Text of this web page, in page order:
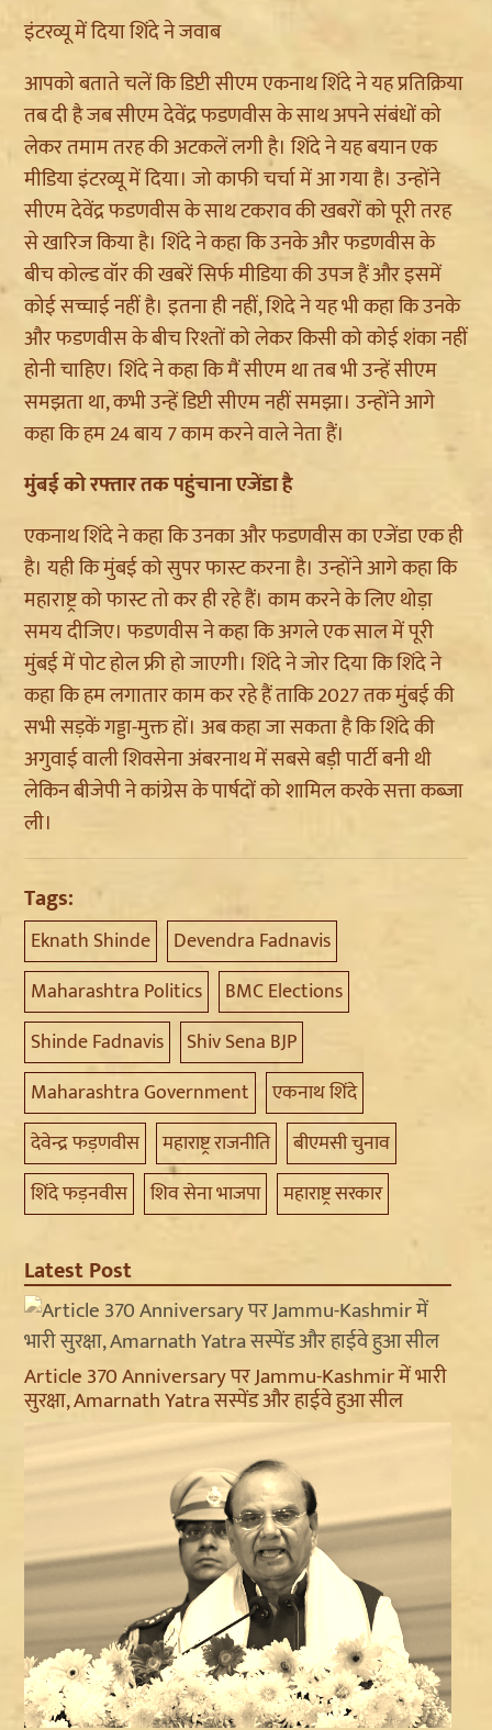
इंटरव्यू में दियाशिंदेने जवाब
आपको बताते चलें कि डिप्टीसीएमएकनाथशिंदेने यह प्रतिक्रिया
तब दी है जबसीएमदेवेंद्रफडणवीसके साथ अपने संबंधों को
लेकर तमाम तरह की अटकलें लगी है।शिंदेने यह बयान एक
मीडिया इंटरव्यू में दिया। जो काफी चर्चा में आ गया है। उन्होंने
सीएमदेवेंद्रफडणवीसके साथ टकराव की खबरों को पूरी तरह
से खारिज किया है।शिंदेने कहा कि उनके औरफडणवीसके
बीचकोल्डवॉरकी खबरें सिर्फ मीडिया की उपज हैं और इसमें
कोई सच्चाई नहीं है। इतना ही नहीं,शिदेने यह भी कहा कि उनके
औरफडणवीसके बीच रिश्तों को लेकर किसी को कोई शंका नहीं
होनी चाहिए।शिंदेने कहा कि मैंसीएमथा तब भी उन्हेंसीएम
समझता था, कभी उन्हें डिप्टीसीएमनहीं समझा। उन्होंने आगे
कहा कि हम 24 बाय 7 काम करने वाले नेता हैं।
मुंबई को रफ्तार तक पहुंचाना एजेंडा है
एकनाथशिंदेने कहा कि उनका औरफडणवीसका एजेंडा एक ही
है। यही कि मुंबई कोसुपरफास्टकरना है। उन्होंने आगे कहा कि
महाराष्ट्र कोफास्टतो कर ही रहे हैं। काम करने के लिए थोड़ा
समय दीजिए।फडणवीसने कहा कि अगले एक साल में पूरी
मुंबई मेंपोटहोलफ्रीहो जाएगी।शिंदेने जोर दिया किशिंदेने
कहा कि हम लगातार काम कर रहे हैं ताकि 2027 तक मुंबई की
सभी सड़केंगड्डा-मुक्त हों। अब कहा जा सकता है किशिंदेकी
अगुवाईवाली शिवसेनाअंबरनाथमें सबसे बड़ी पार्टी बनी थी
लेकिन बीजेपी ने कांग्रेस केपार्षदोंको शामिल करके सत्ता कब्जा
ली।
Tags:
Eknath Shinde
Devendra Fadnavis
Maharashtra Politics
BMC Elections
Shinde Fadnavis
Shiv Sena BJP
Maharashtra Government
एकनाथ शिंदे
देवेन्द्र फड़णवीस
महाराष्ट्र राजनीति
बीएमसी चुनाव
शिंदे फड़नवीस
शिव सेना भाजपा महाराष्ट्र सरकार
Latest Post
Article 370 Anniversary पर Jammu-Kashmir में भारी
सुरक्षा, Amarnath Yatra सस्पेंड और हाईवे हुआ सील